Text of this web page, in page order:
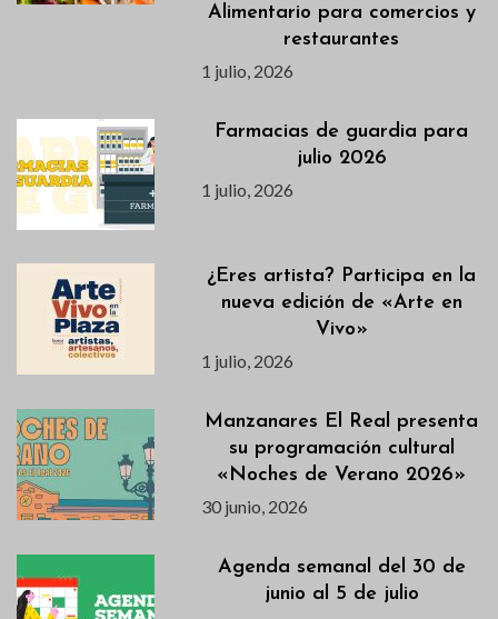
Alimentario para comercios y
restaurantes
1 julio, 2026
Farmacias de guardia para
julio 2026
1 julio, 2026
¿Eres artista? Participa en la
nueva edición de «Arte en
Vivo»
1 julio, 2026
Manzanares El Real presenta
su programación cultural
«Noches de Verano 2026»
30 junio, 2026
Agenda semanal del 30 de
junio al 5 de julio